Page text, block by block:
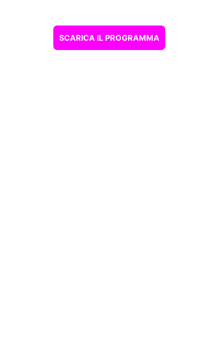
SCARICA IL PROGRAMMA